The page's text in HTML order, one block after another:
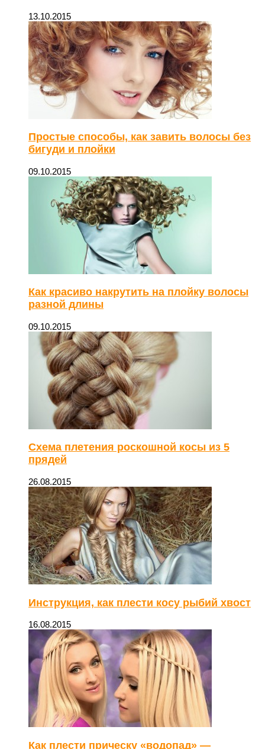
13.10.2015
Простые способы, как завить волосы без
бигуди и плойки
09.10.2015
Как красиво накрутить на плойку волосы
разной длины
09.10.2015
Схема плетения роскошной косы из 5
прядей
26.08.2015
Инструкция, как плести косу рыбий хвост
16.08.2015
Как плести прическу «водопад» —